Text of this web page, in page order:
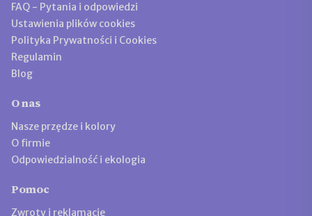
FAQ - Pytania i odpowiedzi
Ustawienia plików cookies
Polityka Prywatności i Cookies
Regulamin
Blog
O nas
Nasze przędze i kolory
O firmie
Odpowiedzialność i ekologia
Pomoc
Zwroty i reklamacje